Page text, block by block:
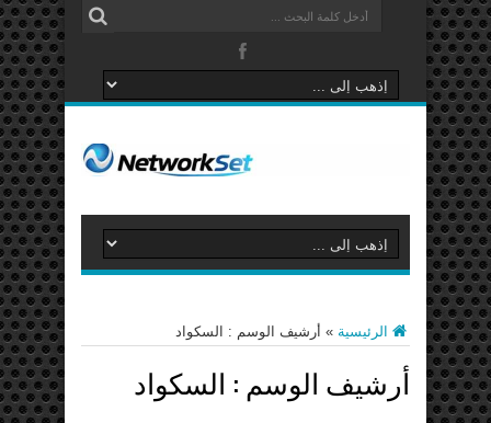
الرئيسية » أرشيف الوسم : السكواد
أرشيف الوسم : السكواد